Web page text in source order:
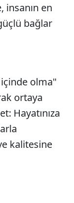
insanın en
bağlar
olma"
ortaya
Hayatınıza
kalitesine